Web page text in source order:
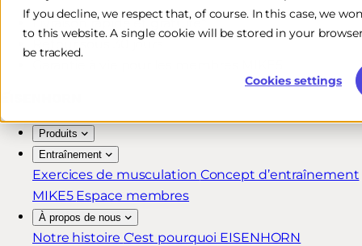
If you decline, we respect that, of course. In this case, we
to this website. A single cookie will be stored in your
be tracked.
Cookies settings
Livraison rapide et gratuite*
Retour sous 30 jours
Produits
Entraînement
Exercices de musculation Concept d’entraînement
MIKE5 Espace membres
À propos de nous
Notre histoire C'est pourquoi EISENHORN